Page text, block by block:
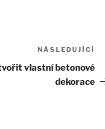
NÁSLEDUJÍCÍ
vlastní betonové
dekorace